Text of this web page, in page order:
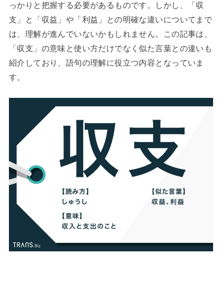
っかりと把握する必要があるものです。しかし、「収
支」と「収益」や「利益」との明確な違いについてまで
は、理解が進んでいないかもしれません。この記事は、
「収支」の意味と使い方だけでなく似た言葉との違いも
紹介しており、語句の理解に役立つ内容となっていま
す。